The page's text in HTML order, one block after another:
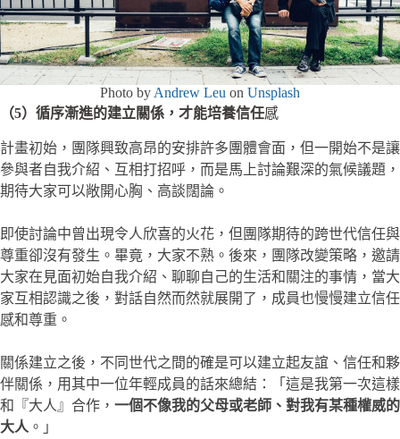
Photo byAndrew Leu on Unsplash
（5）循序漸進的建立關係，才能培養信任感
計畫初始，團隊興致高昂的安排許多團體會面，但一開始不是讓
參與者自我介紹、互相打招呼，而是馬上討論艱深的氣候議題，
期待大家可以敞開心胸、高談闊論。
即使討論中曾出現令人欣喜的火花，但團隊期待的跨世代信任與
尊重卻沒有發生。畢竟，大家不熟。後來，團隊改變策略，邀請
大家在見面初始自我介紹、聊聊自己的生活和關注的事情，當大
家互相認識之後，對話自然而然就展開了，成員也慢慢建立信任
感和尊重。
關係建立之後，不同世代之間的確是可以建立起友誼、信任和夥
伴關係，用其中一位年輕成員的話來總結：「這是我第一次這樣
和『大人』合作， 一個不像我的父母或老師、對我有某種權威的
大人 。」